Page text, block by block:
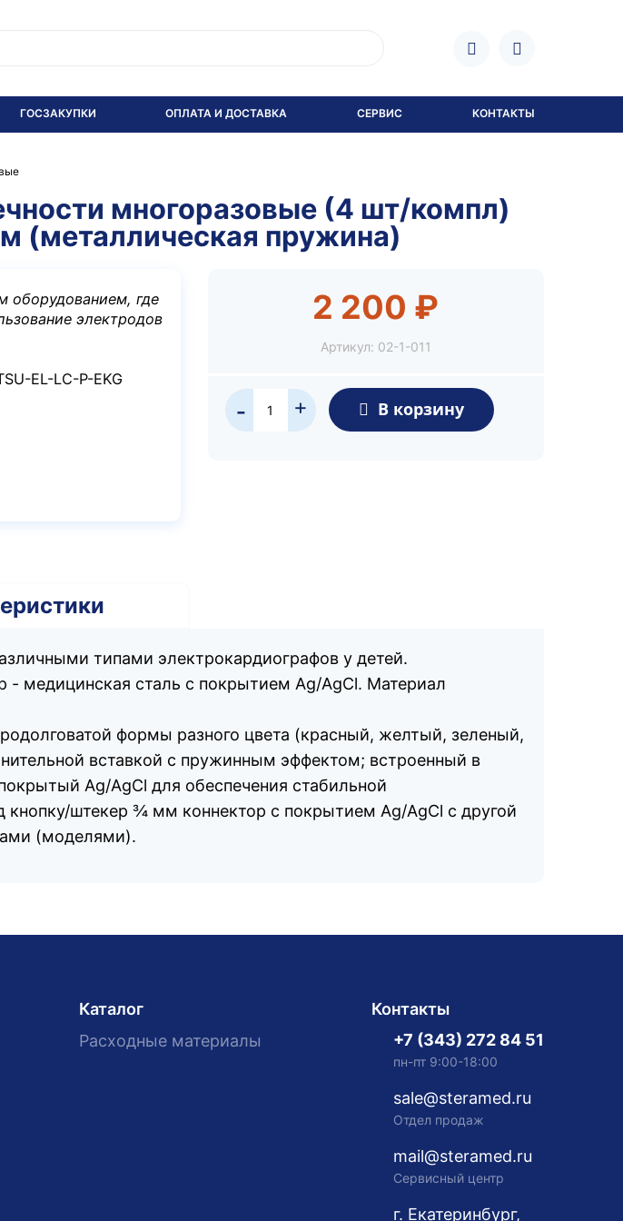
ГОСЗАКУПКИ ОПЛАТА И ДОСТАВКА СЕРВИС КОНТАКТЫ
многоразовые (4 шт/компл)
(металлическая пружина)
где
электродов
EL-LC-P-EKG
2 200 ₽
Артикул: 02-1-011
- + В корзину
типами электрокардиографов у детей.
- медицинская сталь с покрытием Ag/AgCl. Материал
формы разного цвета (красный, желтый, зеленый,
вставкой с пружинным эффектом; встроенный в
Ag/AgCl для обеспечения стабильной
штекер ¾ мм коннектор с покрытием Ag/AgCl с другой
(моделями).
Каталог
Расходные материалы
Контакты
+7 (343) 272 84 51
пн-пт 9:00-18:00
sale@steramed.ru
Отдел продаж
mail@steramed.ru
Сервисный центр
г. Екатеринбург,